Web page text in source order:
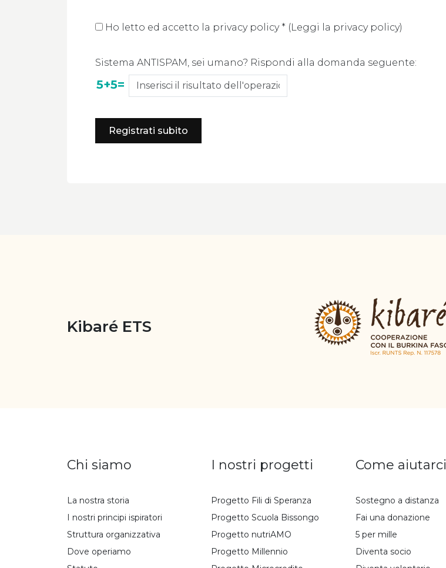
Ho letto ed accetto la privacy policy * (Leggi la privacy policy)
Sistema ANTISPAM, sei umano? Rispondi alla domanda seguente:
5+5=
Registrati subito
Kibaré ETS
Chi siamo
La nostra storia
I nostri principi ispiratori
Struttura organizzativa
Dove operiamo
I nostri progetti
Progetto Fili di Speranza
Progetto Scuola Bissongo
Progetto nutriAMO
Progetto Millennio
Come aiutarci
Sostegno a distanza
Fai una donazione
5 per mille
Diventa socio